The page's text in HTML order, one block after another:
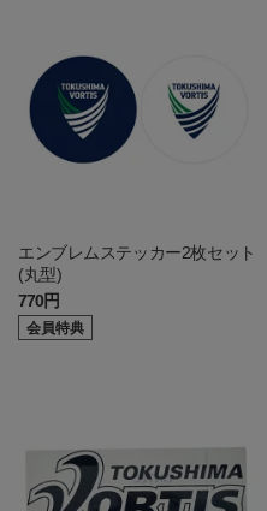
エンブレムステッカー2枚セット
(丸型)
770円
会員特典